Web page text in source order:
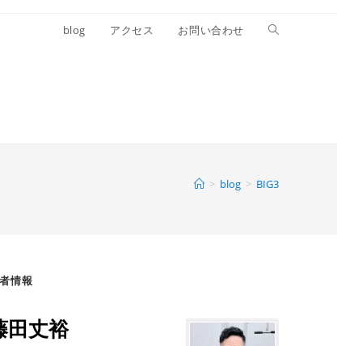
blog アクセス お問い合わせ
> blog > BIG3
情報
田丈裕